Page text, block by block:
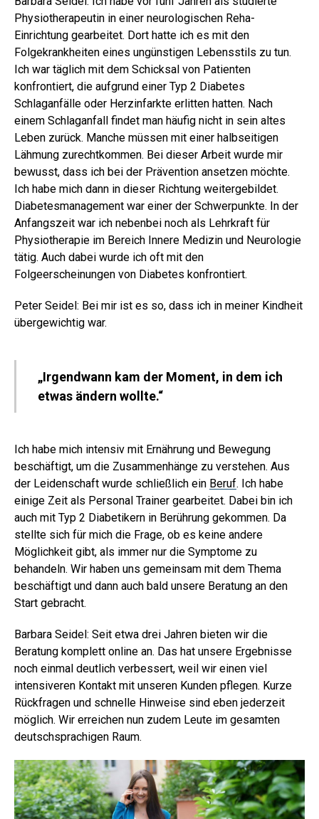
Physiotherapeutin in einer neurologischen Reha-
Einrichtung gearbeitet. Dort hatte ich es mit den
Folgekrankheiten eines ungünstigen Lebensstils zu tun.
Ich war täglich mit dem Schicksal von Patienten
konfrontiert, die aufgrund einer Typ 2 Diabetes
Schlaganfälle oder Herzinfarkte erlitten hatten. Nach
einem Schlaganfall findet man häufig nicht in sein altes
Leben zurück. Manche müssen mit einer halbseitigen
Lähmung zurechtkommen. Bei dieser Arbeit wurde mir
bewusst, dass ich bei der Prävention ansetzen möchte.
Ich habe mich dann in dieser Richtung weitergebildet.
Diabetesmanagement war einer der Schwerpunkte. In der
Anfangszeit war ich nebenbei noch als Lehrkraft für
Physiotherapie im Bereich Innere Medizin und Neurologie
tätig. Auch dabei wurde ich oft mit den
Folgeerscheinungen von Diabetes konfrontiert.
Peter Seidel: Bei mir ist es so, dass ich in meiner Kindheit
übergewichtig war.
„Irgendwann kam der Moment, in dem ich
etwas ändern wollte.“
Ich habe mich intensiv mit Ernährung und Bewegung
beschäftigt, um die Zusammenhänge zu verstehen. Aus
der Leidenschaft wurde schließlich ein Beruf. Ich habe
einige Zeit als Personal Trainer gearbeitet. Dabei bin ich
auch mit Typ 2 Diabetikern in Berührung gekommen. Da
stellte sich für mich die Frage, ob es keine andere
Möglichkeit gibt, als immer nur die Symptome zu
behandeln. Wir haben uns gemeinsam mit dem Thema
beschäftigt und dann auch bald unsere Beratung an den
Start gebracht.
Barbara Seidel: Seit etwa drei Jahren bieten wir die
Beratung komplett online an. Das hat unsere Ergebnisse
noch einmal deutlich verbessert, weil wir einen viel
intensiveren Kontakt mit unseren Kunden pflegen. Kurze
Rückfragen und schnelle Hinweise sind eben jederzeit
möglich. Wir erreichen nun zudem Leute im gesamten
deutschsprachigen Raum.